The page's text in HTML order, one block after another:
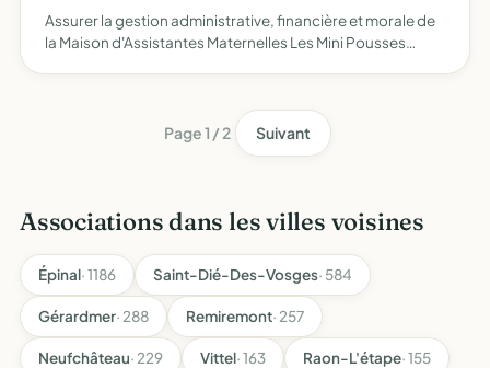
Assurer la gestion administrative, financière et morale de
la Maison d'Assistantes Maternelles Les Mini Pousses
Page 1 / 2 Suivant
Associations dans les villes voisines
Épinal· 1186 Saint-Dié-Des-Vosges· 584
Gérardmer· 288 Remiremont· 257
Neufchâteau· 229 Vittel· 163 Raon-L'étape· 155